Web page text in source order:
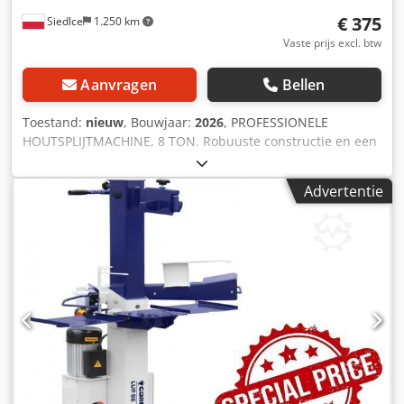
l Plaats: ex voorraad 54634 Bitburg - onmiddellijk
beschikbaar - onder voorbehoud van voorafgaande
Siedlce 1.250 km € 375
Vaste prijs excl. btw
Aanvragen Bellen
Toestand: nieuw, Bouwjaar: 2026, PROFESSIONELE
HOUTSPLIJTMACHINE, 8 TON. Robuuste constructie en een
kwaliteitswig garanderen een lange levensduur en
probleemloze werking. De machine is ontworpen voor het
splijten van hout met een diameter van ongeveer 450 mm!
De stabiele, solide constructie zorgt voor uitstekende
terugkeerfunctie van de zuiger. Beschrijving van het
apparaat: * Het apparaat is voorzien van zijtafels,
waardoor het aanvoeren van het te splijten materiaal
wordt vergemakkelijkt. * Betrouwbare en krachtige motor,
gevoed door 230V. De motor heeft een vermogen van 3,0
kW (bij zware belasting verhoogt de machine het vermogen
tijdelijk tot 3,5 kW!). * De houtsplijter zorgt voor een veilige
Advertentie